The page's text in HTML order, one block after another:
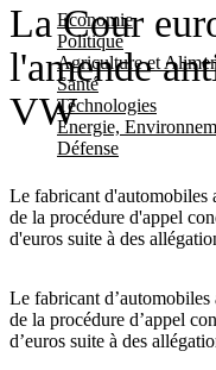
Economie
Politique
Agriculture et
Santé
Technologies
Energie,
Défense
La Cour
l'amende
VW
Le fabricant d'automobiles
de la procédure d'appel
d'euros suite à des
Le fabricant
de la procédure d’appel
d’euros suite à des